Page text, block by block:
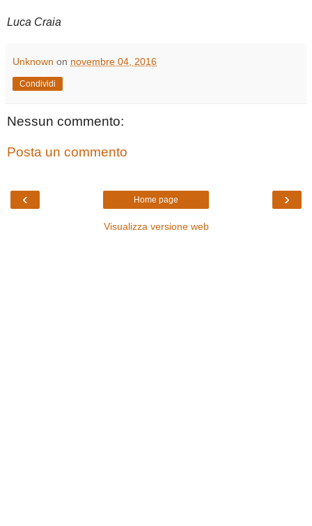
Luca Craia
Unknown on novembre 04, 2016
Condividi
Nessun commento:
Posta un commento
‹ ›
Home page
Visualizza versione web